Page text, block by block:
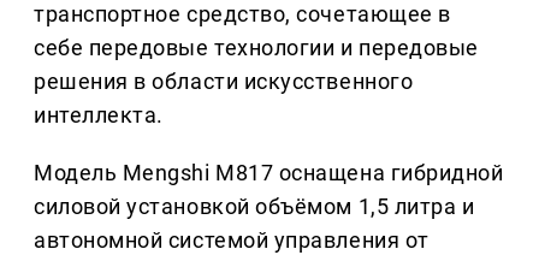
транспортное средство, сочетающее в
себе передовые технологии и передовые
решения в области искусственного
интеллекта.
Модель Mengshi M817 оснащена гибридной
силовой установкой объёмом 1,5 литра и
автономной системой управления от